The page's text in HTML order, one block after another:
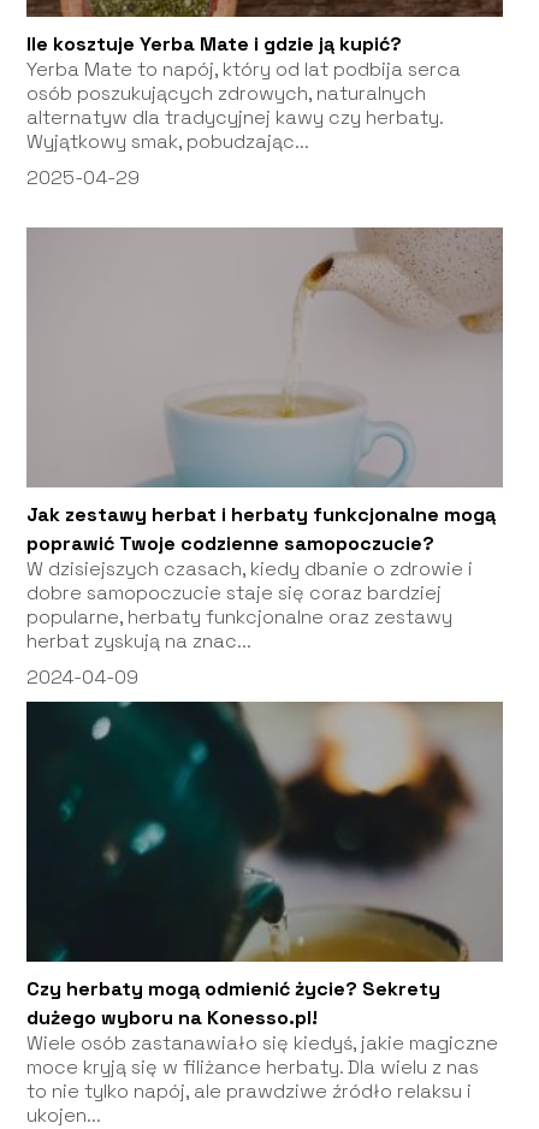
Ile kosztuje Yerba Mate i gdzie ją kupić?
Yerba Mate to napój, który od lat podbija serca
osób poszukujących zdrowych, naturalnych
alternatyw dla tradycyjnej kawy czy herbaty.
Wyjątkowy smak, pobudzając...
2025-04-29
Jak zestawy herbat i herbaty funkcjonalne mogą
poprawić Twoje codzienne samopoczucie?
W dzisiejszych czasach, kiedy dbanie o zdrowie i
dobre samopoczucie staje się coraz bardziej
popularne, herbaty funkcjonalne oraz zestawy
herbat zyskują na znac...
2024-04-09
Czy herbaty mogą odmienić życie? Sekrety
dużego wyboru na Konesso.pl!
Wiele osób zastanawiało się kiedyś, jakie magiczne
moce kryją się w filiżance herbaty. Dla wielu z nas
to nie tylko napój, ale prawdziwe źródło relaksu i
ukojen...